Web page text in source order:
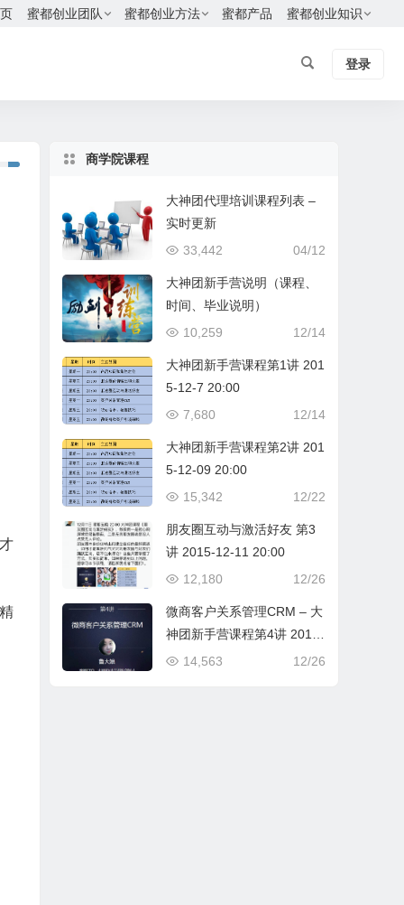
蜜都创业团队 蜜都创业方法 蜜都产品 蜜都创业知识
登录
商学院课程
大神团代理培训课程列表 –
实时更新
04/12
33,442
大神团新手营说明（课程、
时间、毕业说明）
12/14
10,259
大神团新手营课程第1讲 201
5-12-7 20:00
12/14
7,680
大神团新手营课程第2讲 201
5-12-09 20:00
12/22
15,342
朋友圈互动与激活好友 第3
讲 2015-12-11 20:00
12/26
12,180
微商客户关系管理CRM – 大
神团新手营课程第4讲 2015-
12-14 20:00
12/26
14,563